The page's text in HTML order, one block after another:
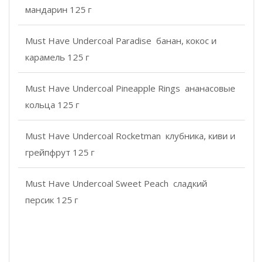
мандарин 125 г
Must Have Undercoal Paradise банан, кокос и
карамель 125 г
Must Have Undercoal Pineapple Rings ананасовые
кольца 125 г
Must Have Undercoal Rocketman клубника, киви и
грейпфрут 125 г
Must Have Undercoal Sweet Peach сладкий
персик 125 г